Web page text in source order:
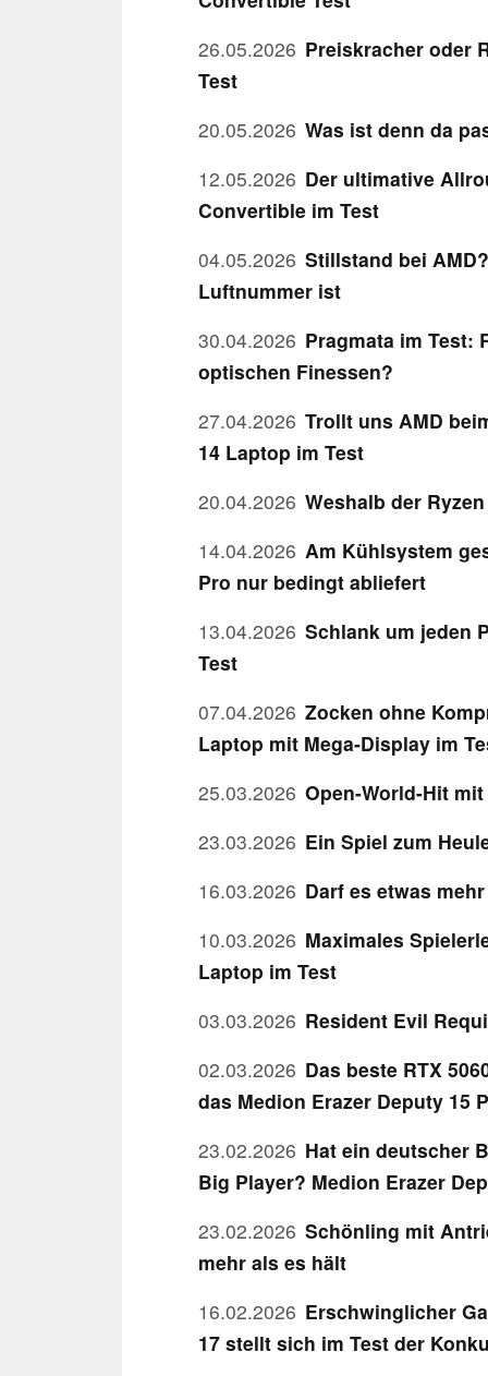
26.05.2026 Preiskracher oder
Test
20.05.2026 Was ist denn da
12.05.2026 Der ultimative
Convertible im Test
04.05.2026 Stillstand bei
Luftnummer ist
30.04.2026 Pragmata im Test:
optischen Finessen?
27.04.2026 Trollt uns AMD
14 Laptop im Test
20.04.2026 Weshalb der
14.04.2026 Am Kühlsystem
Pro nur bedingt abliefert
13.04.2026 Schlank um jeden
Test
07.04.2026 Zocken ohne
Laptop mit Mega-Display im
25.03.2026 Open-World-Hit
23.03.2026 Ein Spiel zum
16.03.2026 Darf es etwas
10.03.2026 Maximales
Laptop im Test
03.03.2026 Resident Evil
02.03.2026 Das beste RTX
das Medion Erazer Deputy 15
23.02.2026 Hat ein deutscher
Big Player? Medion Erazer
23.02.2026 Schönling mit
mehr als es hält
16.02.2026 Erschwinglicher
17 stellt sich im Test der